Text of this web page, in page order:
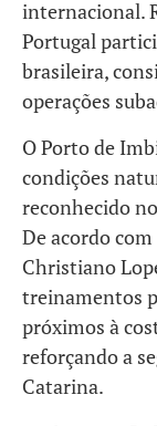
internacional.
Portugal
brasileira,
operações
O Porto de
condições
reconhecido
De acordo
Christiano
treinamentos
próximos à
reforçando a
Catarina.